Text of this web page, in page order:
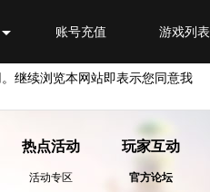
游戏列表
账号充值
继续浏览本网站即表示您同意我
热点活动
活动专区
玩家互动
官方论坛